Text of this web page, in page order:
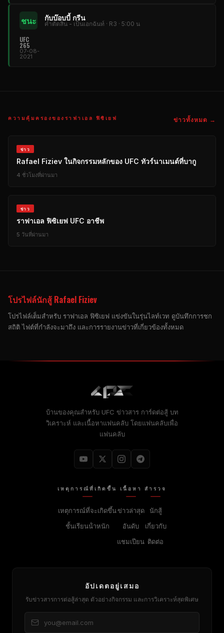
ชนะ กับบ๊อบบี้ กรีน
คําตัดสิน - เป็นเอกฉันท์ · R3 · 5:00 น
UFC
265
07-08-
2021
ความคุ้มครองของราฟาเอล ฟิซิเยฟ ข่าวทั้งหมด →
ข่าว
Rafael Fiziev ในกิจกรรมหลักของ UFC ทัวร์นาเมนต์ที่บากู
4 ชั่วโมงที่ผ่านมา
ข่าว
ราฟาเอล ฟิซิเยฟ UFC อาชีพ
5 วันที่ผ่านมา
โปรไฟล์นักสู้ Rafael Fiziev
โปรไฟล์เต็มสําหรับ ราฟาเอล ฟิซิเยฟ แข่งขันในรุ่นไลท์เวท ดูบันทึกการชก
สถิติ ไฟต์ที่กําลังจะมาถึง และการรายงานข่าวที่เกี่ยวข้องทั้งหมด
บ้านของคุณสําหรับ UFC ข่าวสาร การ์ดต่อสู้ บท
วิเคราะห์ และเนื้อหาแฟนคลับ โดยแฟนคลับเพื่อ
แฟนคลับ
เหตุการณ์ที่เกิดขึ้น
เหตุการณ์ที่จะเกิดขึ้น
ชั้นเรียนน้ําหนัก
เนื้อหา
ข่าวล่าสุด
อันดับ
แชมเปียน
สํารวจ
นักสู้
เกี่ยวกับ
ติดต่อ
อัปเดตอยู่เสมอ
รับข่าวสารการต่อสู้ล่าสุด ตัวอย่างกิจกรรม และการวิเคราะห์สุดพิเศษ